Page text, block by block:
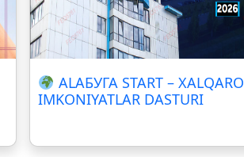
ALAБУГА START – XALQARO
IMKONIYATLAR DASTURI